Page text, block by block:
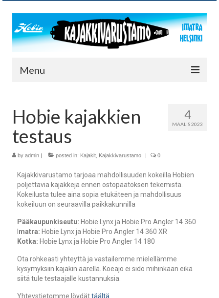
Menu
Uutisia
Kajakit
Sportex
Verkkokauppa
Myytävät
4
MAALIS 2023
Hobie kajakkien
testaus
by admin | posted in: Kajakit Kajakkivarustamo | 0
Kajakkivarustamo tarjoaa mahdollisuuden kokeilla Hobien
poljettavia kajakkeja ennen ostopäätöksen tekemistä.
Kokeilusta tulee aina sopia etukäteen ja mahdollisuus
kokeiluun on seuraavilla paikkakunnilla
Pääkaupunkiseutu: Hobie Lynx ja Hobie Pro Angler 14 360
Imatra: Hobie Lynx ja Hobie Pro Angler 14 360 XR
Kotka: Hobie Lynx ja Hobie Pro Angler 14 180
Ota rohkeasti yhteyttä ja vastailemme mielellämme
kysymyksiin kajakin äärellä. Koeajo ei sido mihinkään eikä
siitä tule testaajalle kustannuksia.
Yhteystietomme löydättäältä